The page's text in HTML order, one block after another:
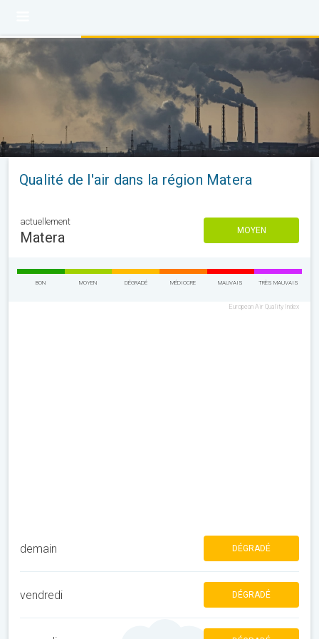
Qualité de l'air dans la région Matera
actuellement
Matera MOYEN
BON MOYEN DÉGRADÉ MÉDIOCRE MAUVAIS TRÈS MAUVAIS
European Air Quality Index
demain DÉGRADÉ
vendredi DÉGRADÉ